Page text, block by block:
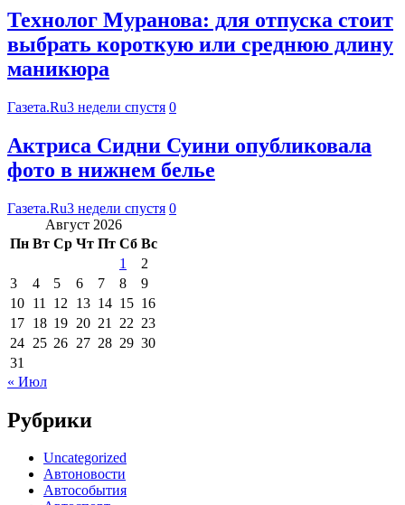
Технолог Муранова: для отпуска стоит
выбрать короткую или среднюю длину
маникюра
Газета.Ru3 недели спустя 0
Актриса Сидни Суини опубликовала
фото в нижнем белье
Газета.Ru3 недели спустя 0
Август 2026
Пн Вт Ср Чт Пт Сб Вс
1
2
3
4 5 6 7 8
9
10 11 12 13 14 15 16
17 18 19 20 21 22 23
24 25 26 27 28 29 30
31
« Июл
Рубрики
Uncategorized
Автоновости
Автособытия